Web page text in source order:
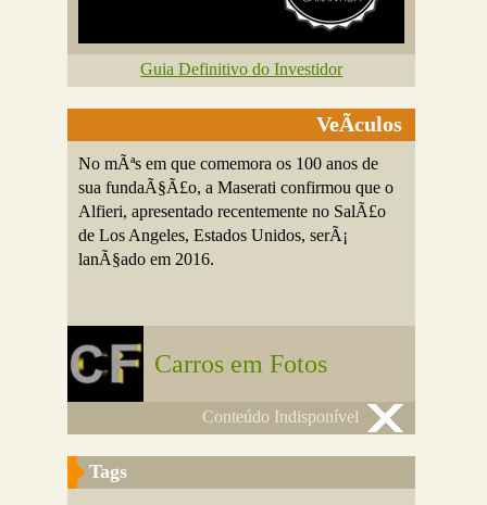
Guia Definitivo do Investidor
VeÃ­culos
No mÃªs em que comemora os 100 anos de
sua fundaÃ§Ã£o, a Maserati confirmou que o
Alfieri, apresentado recentemente no SalÃ£o
de Los Angeles, Estados Unidos, serÃ¡
lanÃ§ado em 2016.
Carros em Fotos
Conteúdo Indisponível
Tags